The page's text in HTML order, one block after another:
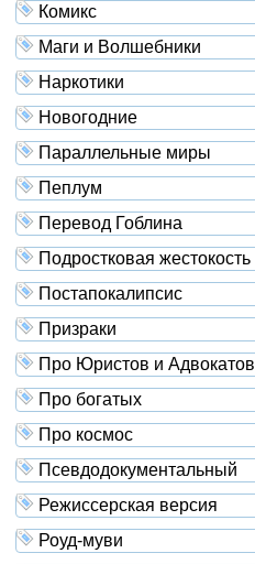
Комикс
Маги и Волшебники
Наркотики
Новогодние
Параллельные миры
Пеплум
Перевод Гоблина
Подростковая жестокость
Постапокалипсис
Призраки
Про Юристов и Адвокатов
Про богатых
Про космос
Псевдодокументальный
Режиссерская версия
Роуд-муви